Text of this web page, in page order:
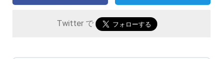
Twitter で